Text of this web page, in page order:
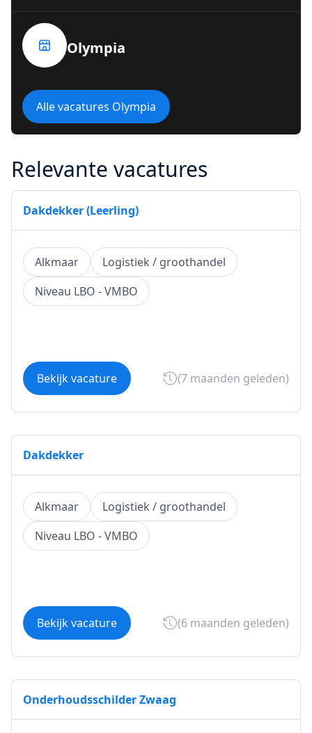
Olympia
Alle vacatures Olympia
Relevante vacatures
Dakdekker (Leerling)
Alkmaar
Logistiek / groothandel
Niveau LBO - VMBO
Bekijk vacature (7 maanden geleden)
Dakdekker
Alkmaar
Logistiek / groothandel
Niveau LBO - VMBO
Bekijk vacature (6 maanden geleden)
Onderhoudsschilder Zwaag